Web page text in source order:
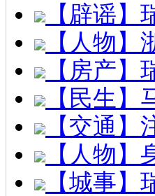
【辟谣
【人物
【房产
【民生
【交通
【人物
【城事